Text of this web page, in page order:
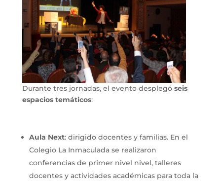
Durante tres jornadas, el evento desplegó seis
espacios temáticos:
Aula Next: dirigido docentes y familias. En el
Colegio La Inmaculada se realizaron
conferencias de primer nivel nivel, talleres
docentes y actividades académicas para toda la